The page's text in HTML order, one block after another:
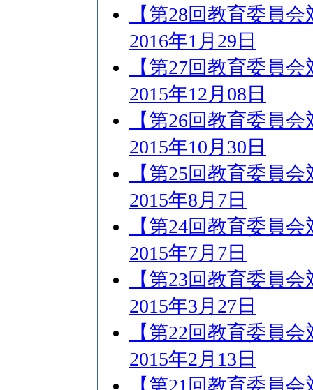
【第28回教育委員
2016年1月29日
【第27回教育委員
2015年12月08日
【第26回教育委員
2015年10月30日
【第25回教育委員
2015年8月7日
【第24回教育委員
2015年7月7日
【第23回教育委員
2015年3月27日
【第22回教育委員
2015年2月13日
【第21回教育委員